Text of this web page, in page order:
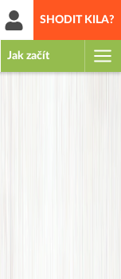
SHODIT KILA?
Jak začít